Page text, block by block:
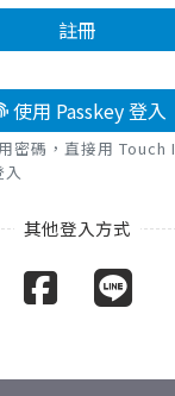
註冊
使用 Passkey 登入
密碼，直接用